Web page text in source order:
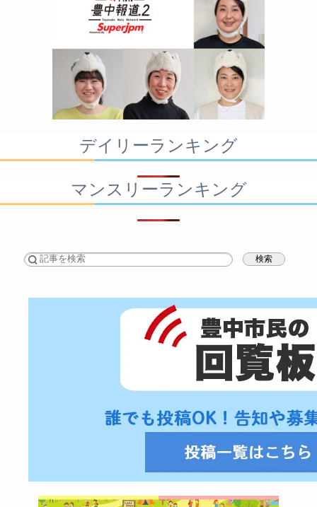
デイリーランキング
マンスリーランキング
検索